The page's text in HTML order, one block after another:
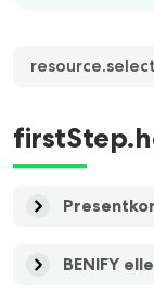
resource.select
BENIFY